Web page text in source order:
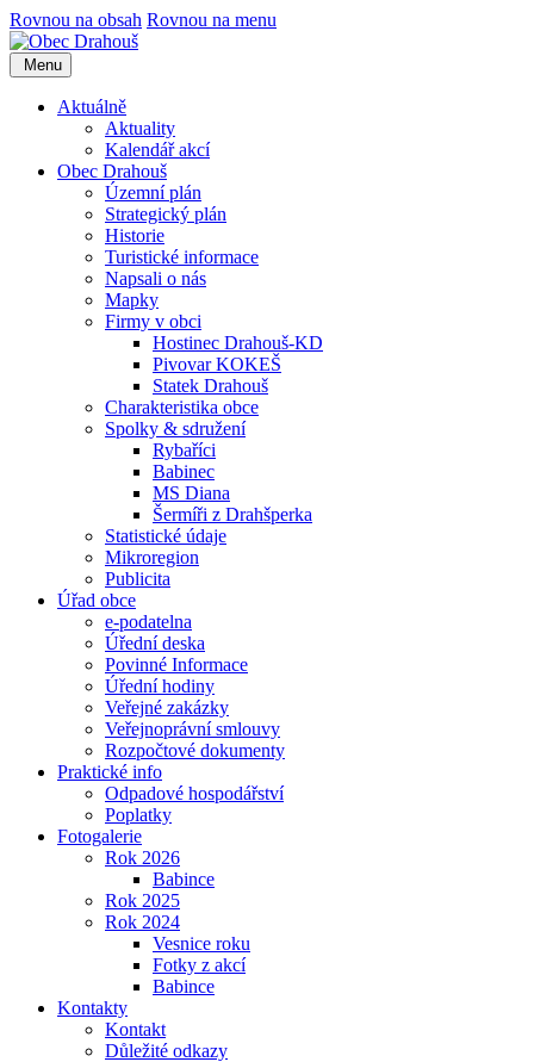
Rovnou na obsah Rovnou na menu
Menu
Aktuálně
Aktuality
Kalendář akcí
Obec Drahouš
Územní plán
Strategický plán
Historie
Turistické informace
Napsali o nás
Mapky
Firmy v obci
Hostinec Drahouš-KD
Pivovar KOKEŠ
Statek Drahouš
Charakteristika obce
Spolky & sdružení
Rybaříci
Babinec
MS Diana
Šermíři z Drahšperka
Statistické údaje
Mikroregion
Publicita
Úřad obce
e-podatelna
Úřední deska
Povinné Informace
Úřední hodiny
Veřejné zakázky
Veřejnoprávní smlouvy
Rozpočtové dokumenty
Praktické info
Odpadové hospodářství
Poplatky
Fotogalerie
Rok 2026
Babince
Rok 2025
Rok 2024
Vesnice roku
Fotky z akcí
Babince
Kontakty
Kontakt
Důležité odkazy